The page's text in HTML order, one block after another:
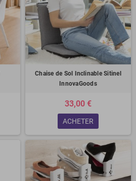
Chaise de Sol Inclinable Sitinel
InnovaGoods
33,00 €
ACHETER